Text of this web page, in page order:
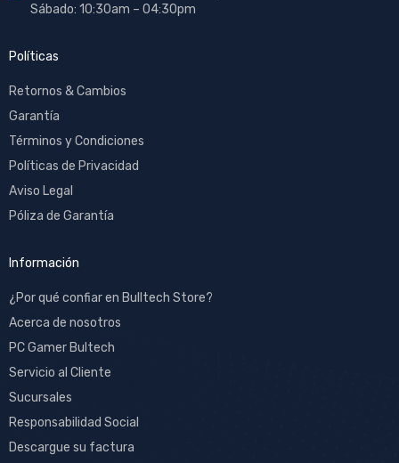
Sábado: 10:30am – 04:30pm
Políticas
Retornos & Cambios
Garantía
Términos y Condiciones
Políticas de Privacidad
Aviso Legal
Póliza de Garantía
Información
¿Por qué confiar en Bulltech Store?
Acerca de nosotros
PC Gamer Bultech
Servicio al Cliente
Sucursales
Responsabilidad Social
Descargue su factura